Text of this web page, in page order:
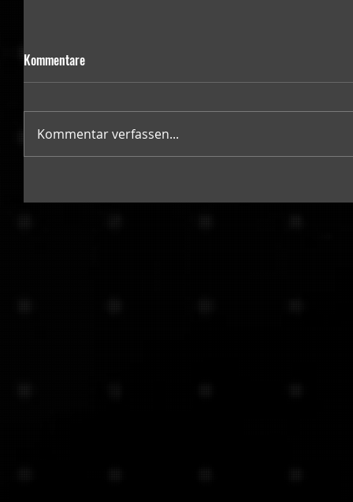
Kommentare
Kommentar verfassen...